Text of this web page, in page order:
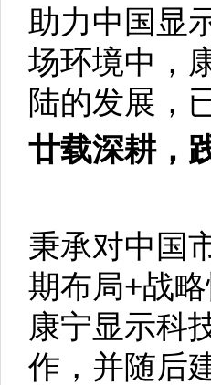
助力中国显
场环境中，
陆的发展，
廿载深耕，
秉承对中国
期布局+战
康宁显示科
作，并随后